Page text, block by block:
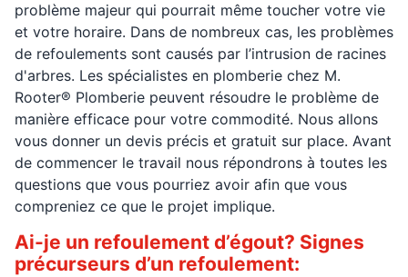
problème majeur qui pourrait même toucher votre vie
et votre horaire. Dans de nombreux cas, les problèmes
de refoulements sont causés par l’intrusion de racines
d'arbres. Les spécialistes en plomberie chez M.
Rooter® Plomberie peuvent résoudre le problème de
manière efficace pour votre commodité. Nous allons
vous donner un devis précis et gratuit sur place. Avant
de commencer le travail nous répondrons à toutes les
questions que vous pourriez avoir afin que vous
compreniez ce que le projet implique.
Ai-je un refoulement d’égout? Signes
précurseurs d’un refoulement: